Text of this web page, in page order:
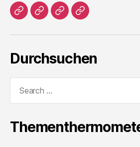
HomeLiteratur
ProsaImpressum
Durchsuchen